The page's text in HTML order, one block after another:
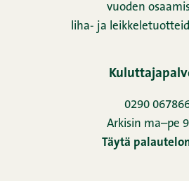
vuoden
liha- ja
0290
Arkisin ma–pe
Täytä